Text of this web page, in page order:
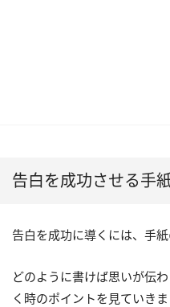
告白を成功させる手
告白を成功に導くには、手
どのように書けば思いが伝
く時のポイントを見ていきま